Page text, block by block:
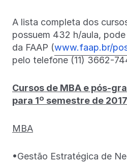
A lista completa dos
possuem 432 h/aula,
da FAAP (www.faap.br/
pelo telefone (11) 3662-
Cursos de MBA e pós-
para 1º semestre de 2017
MBA
•Gestão Estratégica de